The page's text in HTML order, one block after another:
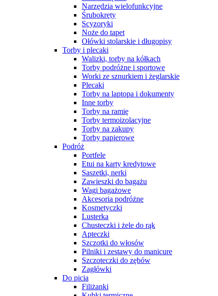
Narzędzia wielofunkcyjne
Śrubokręty
Scyzoryki
Noże do tapet
Ołówki stolarskie i długopisy
Torby i plecaki
Walizki, torby na kółkach
Torby podróżne i sportowe
Worki ze sznurkiem i żeglarskie
Plecaki
Torby na laptopa i dokumenty
Inne torby
Torby na ramię
Torby termoizolacyjne
Torby na zakupy
Torby papierowe
Podróż
Portfele
Etui na karty kredytowe
Saszetki, nerki
Zawieszki do bagażu
Wagi bagażowe
Akcesoria podróżne
Kosmetyczki
Lusterka
Chusteczki i żele do rąk
Apteczki
Szczotki do włosów
Pilniki i zestawy do manicure
Szczoteczki do zębów
Zagłówki
Do picia
Filiżanki